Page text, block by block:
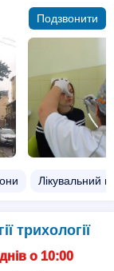
Подзвонити
Лікувальний
трихології
о 10:00